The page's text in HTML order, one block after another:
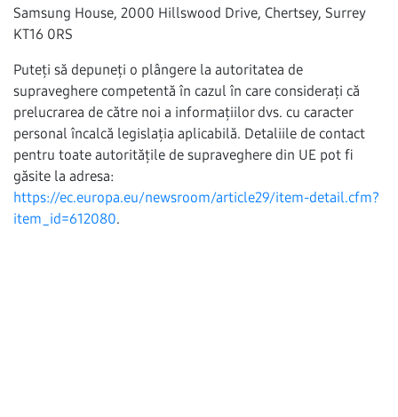
Samsung House, 2000 Hillswood Drive, Chertsey, Surrey
KT16 0RS
Puteți să depuneți o plângere la autoritatea de
supraveghere competentă în cazul în care considerați că
prelucrarea de către noi a informațiilor dvs. cu caracter
personal încalcă legislația aplicabilă. Detaliile de contact
pentru toate autoritățile de supraveghere din UE pot fi
găsite la adresa:
https://ec.europa.eu/newsroom/article29/item-detail.cfm?
item_id=612080.